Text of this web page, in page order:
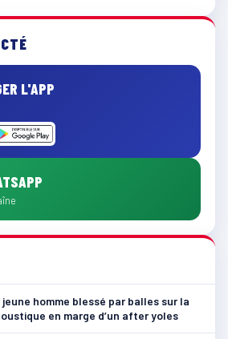
L'APP
homme blessé par balles sur la
en marge d’un after yoles